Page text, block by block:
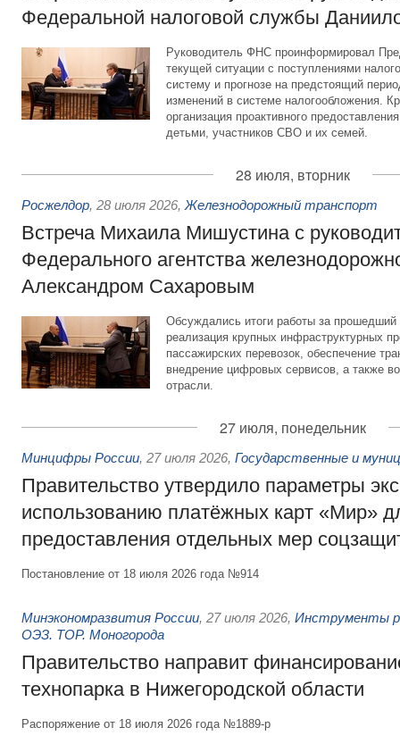
Федеральной налоговой службы
Руководитель ФНС проинформировал
текущей ситуации с поступлениями
систему и прогнозе на предстоящий
изменений в системе налогообложения.
организация проактивного
детьми, участников СВО и их семей.
28 июля, вторник
Росжелдор, 28 июля 2026, Железнодорожный транспорт
Встреча Михаила Мишустина с
Федерального агентства
Александром Сахаровым
Обсуждались итоги работы за
реализация крупных инфраструктурных
пассажирских перевозок, обеспечение
внедрение цифровых сервисов, а также
отрасли.
27 июля, понедельник
Минцифры России, 27 июля 2026, Государственные и
Правительство утвердило параметры
использованию платёжных карт «Мир»
предоставления отдельных мер
Постановление от 18 июля 2026 года №914
Минэкономразвития России, 27 июля 2026, Инструменты
ОЭЗ. ТОР. Моногорода
Правительство направит
технопарка в Нижегородской области
Распоряжение от 18 июля 2026 года №1889-р